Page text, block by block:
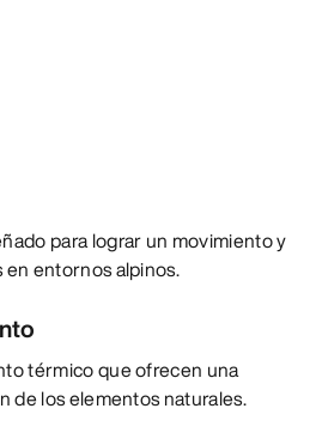
para lograr un movimiento y
entornos alpinos.
térmico que ofrecen una
de los elementos naturales.